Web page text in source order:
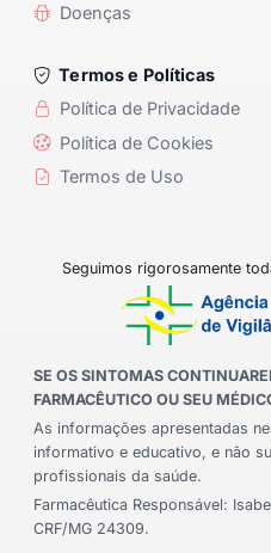
Doenças
Termos e Políticas
Política de Privacidade
Política de Cookies
Termos de Uso
Seguimos rigorosamente
SE OS SINTOMAS
FARMACÊUTICO OU SEU
As informações apresentadas
informativo e educativo, e não
profissionais da saúde.
Farmacêutica Responsável:
CRF/MG 24309.